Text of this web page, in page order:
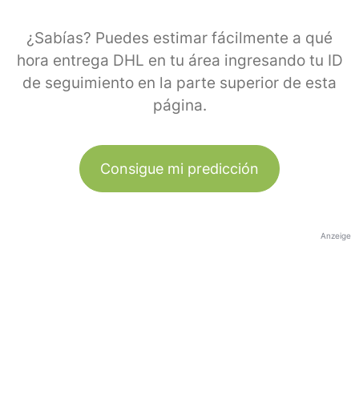
¿Sabías? Puedes estimar fácilmente a qué
hora entrega DHL en tu área ingresando tu ID
de seguimiento en la parte superior de esta
página.
Consigue mi predicción
Anzeige